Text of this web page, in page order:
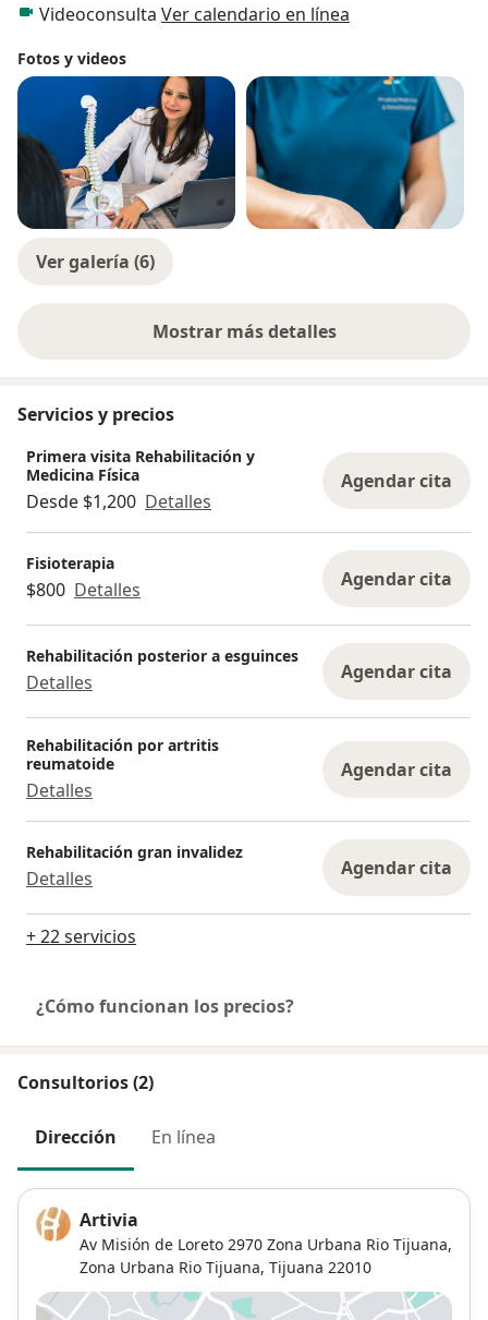
Videoconsulta Ver calendario en línea
Fotos y videos
Ver galería (6)
Mostrar más detalles
sobre la experiencia
Servicios y precios
Primera visita Rehabilitación y
Medicina Física
Desde $1,200 Detalles
Agendar cita
Fisioterapia
$800 Detalles Agendar cita
Rehabilitación posterior a esguinces
Detalles Agendar cita
Rehabilitación por artritis
reumatoide
Detalles
Agendar cita
Rehabilitación gran invalidez
Detalles Agendar cita
+ 22 servicios
¿Cómo funcionan los precios?
Consultorios (2)
Dirección En línea
Artivia
Av Misión de Loreto 2970 Zona Urbana Rio Tijuana,
Zona Urbana Rio Tijuana, Tijuana 22010